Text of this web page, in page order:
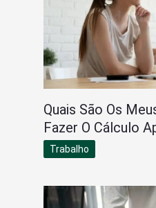
Quais São Os
Fazer O Cálculo
Trabalho